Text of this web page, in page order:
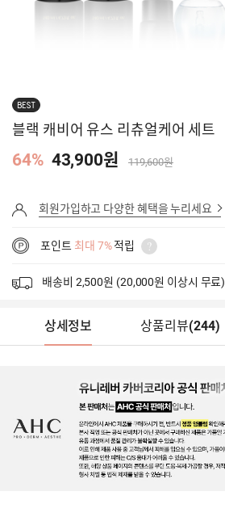
BEST
블랙 캐비어 유스 리츄얼케어 세트
64% 43,900원 119,600원
회원가입하고 다양한 혜택을 누리세요
포인트 최대 7%적립
배송비 2,500원 (20,000원 이상시 무료)
상세정보 상품리뷰(244)